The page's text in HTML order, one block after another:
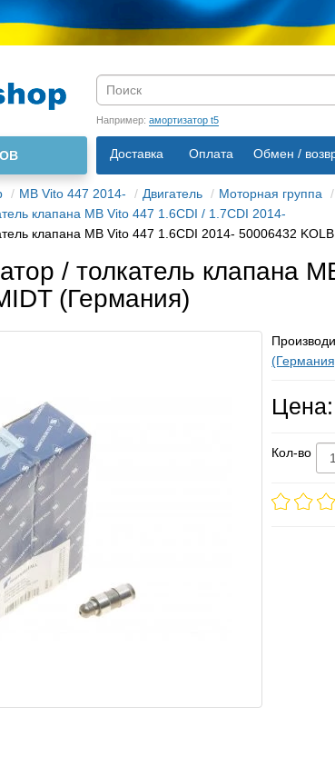
Например: амортизатор t5
Доставка Оплата Обмен /
О нас
MB Vito 447 2014- Двигатель Моторная группа
клапана MB Vito 447 1.6CDI / 1.7CDI 2014-
клапана MB Vito 447 1.6CDI 2014- 50006432
Язык магазина
Выберите
/ толкатель клапана
(Германия)
Цена:
Кол-во